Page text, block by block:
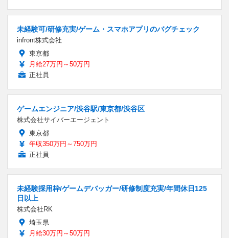
未経験可/研修充実/ゲーム・スマホアプリのバグチェック
infront株式会社
東京都
月給27万円～50万円
正社員
ゲームエンジニア/渋谷駅/東京都/渋谷区
株式会社サイバーエージェント
東京都
年収350万円～750万円
正社員
未経験採用枠/ゲームデバッガー/研修制度充実/年間休日125
日以上
株式会社RK
埼玉県
月給30万円～50万円